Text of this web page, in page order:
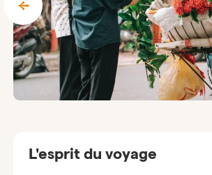
L'esprit du voyage